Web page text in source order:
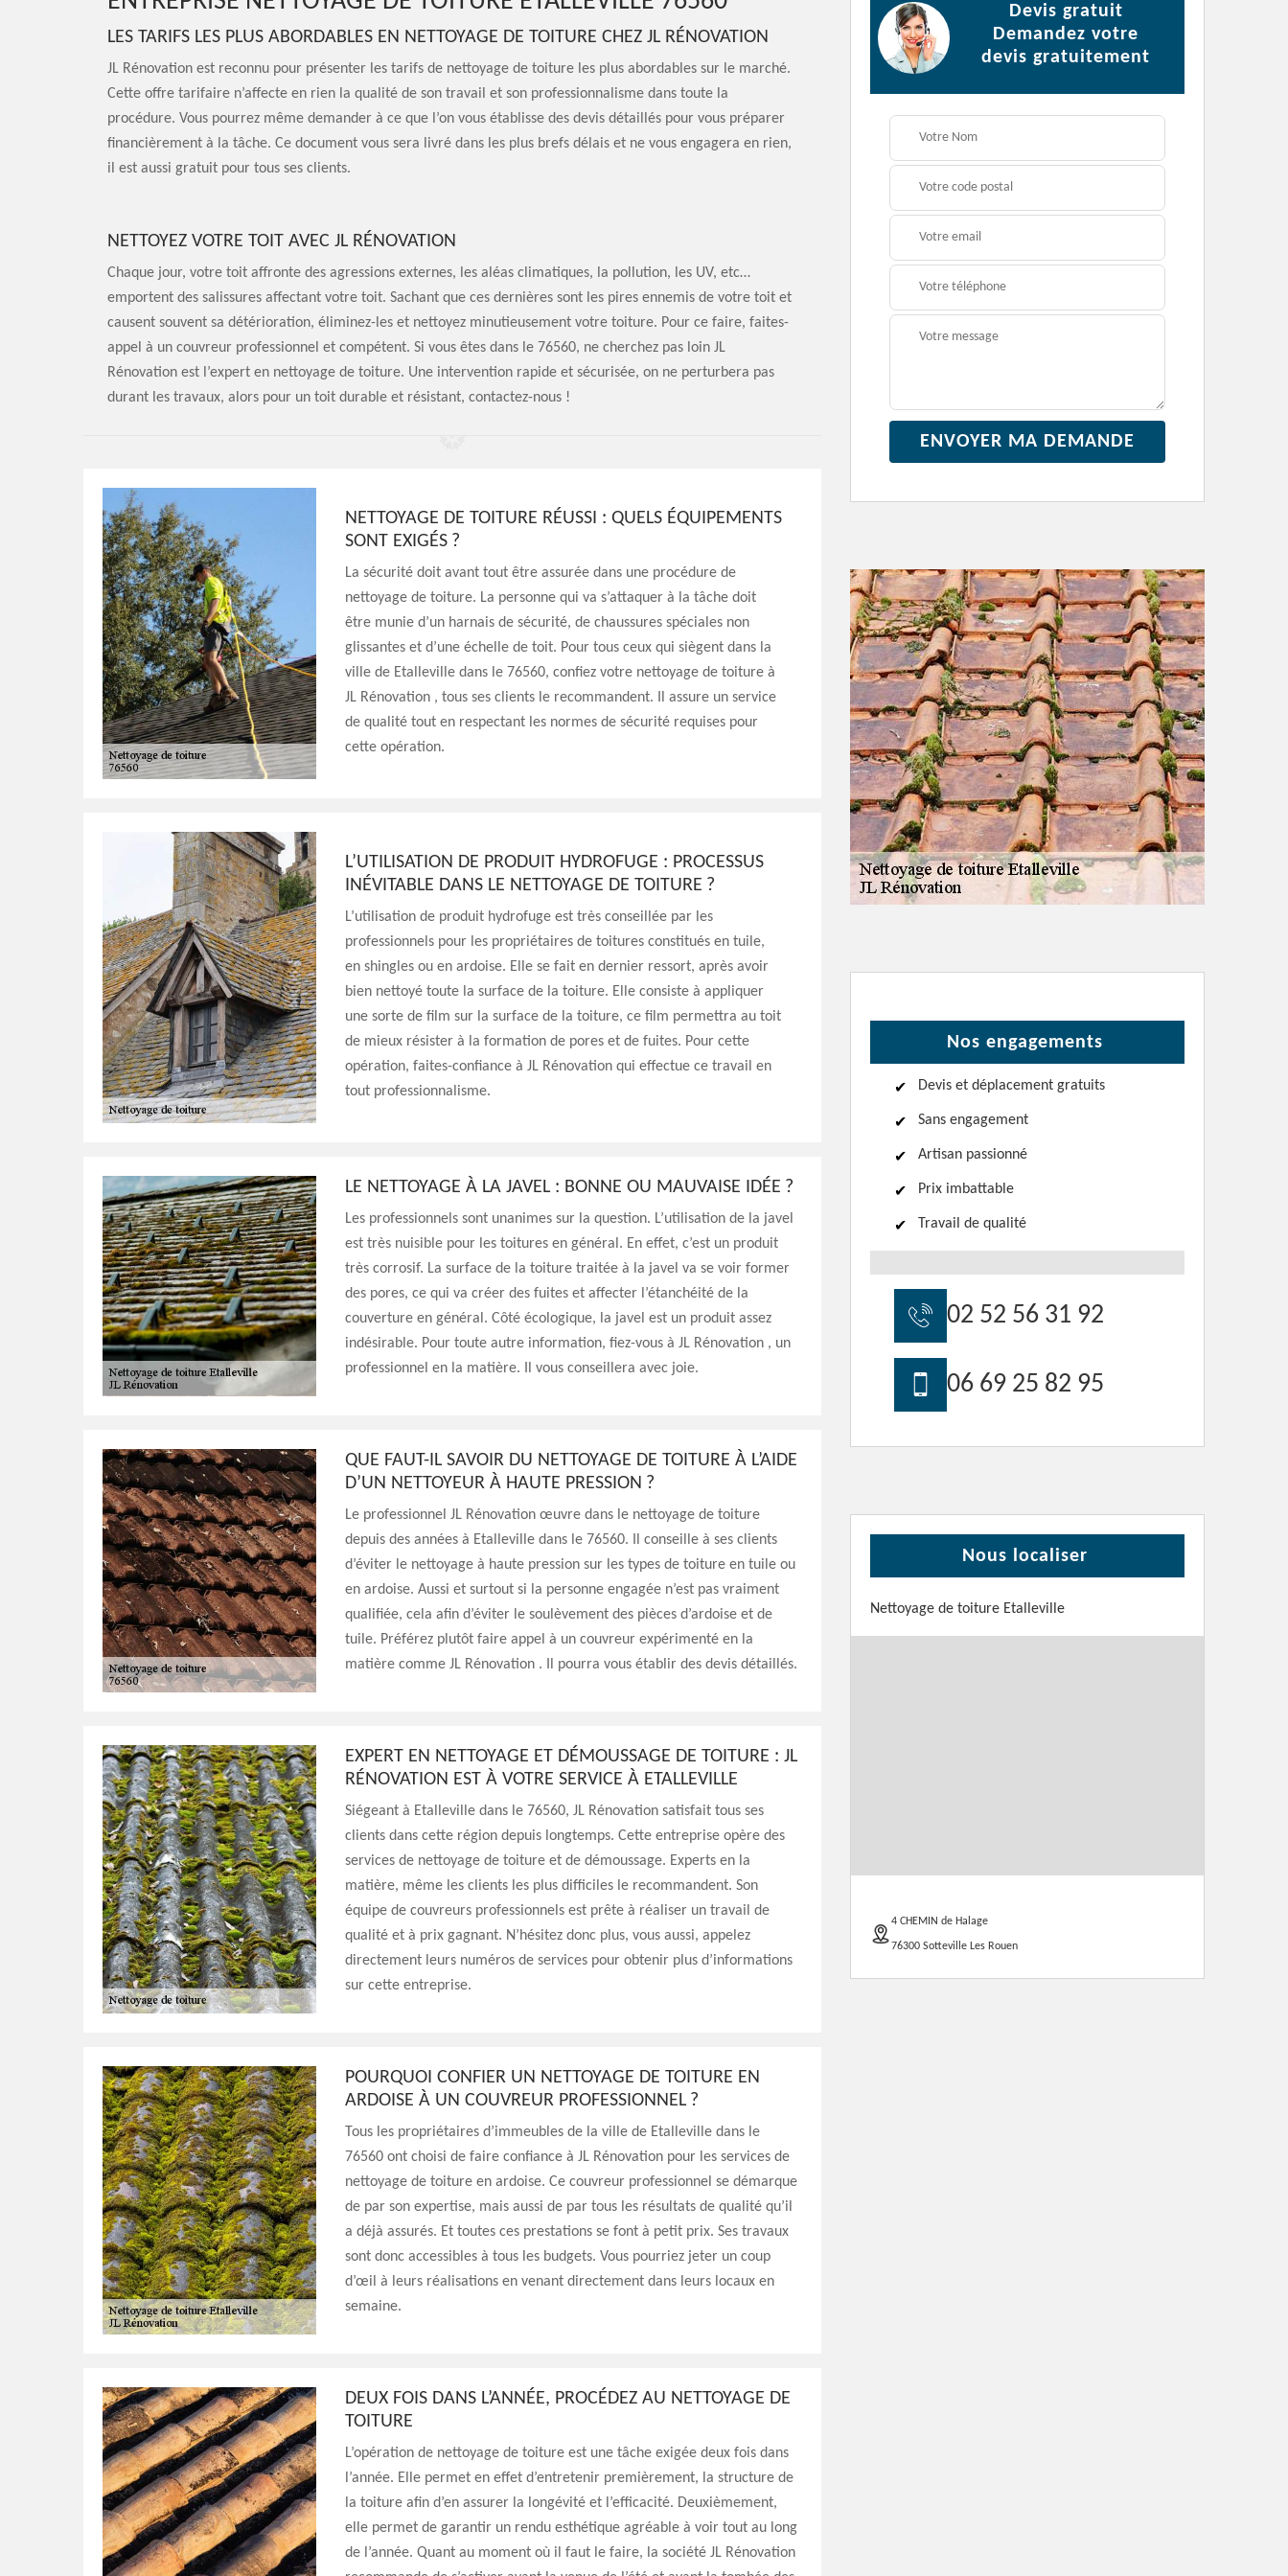
LES TARIFS LES PLUS ABORDABLES EN NETTOYAGE DE TOITURE CHEZ JL RÉNOVATION
JL Rénovation est reconnu pour présenter les tarifs de nettoyage de toiture les plus abordables sur le marché.
Cette offre tarifaire n’affecte en rien la qualité de son travail et son professionnalisme dans toute la
procédure. Vous pourrez même demander à ce que l’on vous établisse des devis détaillés pour vous préparer
financièrement à la tâche. Ce document vous sera livré dans les plus brefs délais et ne vous engagera en rien,
il est aussi gratuit pour tous ses clients.
NETTOYEZ VOTRE TOIT AVEC JL RÉNOVATION
Chaque jour, votre toit affronte des agressions externes, les aléas climatiques, la pollution, les UV, etc…
emportent des salissures affectant votre toit. Sachant que ces dernières sont les pires ennemis de votre toit et
causent souvent sa détérioration, éliminez-les et nettoyez minutieusement votre toiture. Pour ce faire, faites-
appel à un couvreur professionnel et compétent. Si vous êtes dans le 76560, ne cherchez pas loin JL
Rénovation est l’expert en nettoyage de toiture. Une intervention rapide et sécurisée, on ne perturbera pas
durant les travaux, alors pour un toit durable et résistant, contactez-nous !
NETTOYAGE DE TOITURE RÉUSSI : QUELS ÉQUIPEMENTS
SONT EXIGÉS ?
La sécurité doit avant tout être assurée dans une procédure de
nettoyage de toiture. La personne qui va s’attaquer à la tâche doit
être munie d’un harnais de sécurité, de chaussures spéciales non
glissantes et d’une échelle de toit. Pour tous ceux qui siègent dans la
ville de Etalleville dans le 76560, confiez votre nettoyage de toiture à
JL Rénovation , tous ses clients le recommandent. Il assure un service
de qualité tout en respectant les normes de sécurité requises pour
cette opération.
L’UTILISATION DE PRODUIT HYDROFUGE : PROCESSUS
INÉVITABLE DANS LE NETTOYAGE DE TOITURE ?
L’utilisation de produit hydrofuge est très conseillée par les
professionnels pour les propriétaires de toitures constitués en tuile,
en shingles ou en ardoise. Elle se fait en dernier ressort, après avoir
bien nettoyé toute la surface de la toiture. Elle consiste à appliquer
une sorte de film sur la surface de la toiture, ce film permettra au toit
de mieux résister à la formation de pores et de fuites. Pour cette
opération, faites-confiance à JL Rénovation qui effectue ce travail en
tout professionnalisme.
LE NETTOYAGE À LA JAVEL : BONNE OU MAUVAISE IDÉE ?
Les professionnels sont unanimes sur la question. L’utilisation de la javel
est très nuisible pour les toitures en général. En effet, c’est un produit
très corrosif. La surface de la toiture traitée à la javel va se voir former
des pores, ce qui va créer des fuites et affecter l’étanchéité de la
couverture en général. Côté écologique, la javel est un produit assez
indésirable. Pour toute autre information, fiez-vous à JL Rénovation , un
professionnel en la matière. Il vous conseillera avec joie.
QUE FAUT-IL SAVOIR DU NETTOYAGE DE TOITURE À L’AIDE
D’UN NETTOYEUR À HAUTE PRESSION ?
Le professionnel JL Rénovation œuvre dans le nettoyage de toiture
depuis des années à Etalleville dans le 76560. Il conseille à ses clients
d’éviter le nettoyage à haute pression sur les types de toiture en tuile ou
en ardoise. Aussi et surtout si la personne engagée n’est pas vraiment
qualifiée, cela afin d’éviter le soulèvement des pièces d’ardoise et de
tuile. Préférez plutôt faire appel à un couvreur expérimenté en la
matière comme JL Rénovation . Il pourra vous établir des devis détaillés.
EXPERT EN NETTOYAGE ET DÉMOUSSAGE DE TOITURE : JL
RÉNOVATION EST À VOTRE SERVICE À ETALLEVILLE
Siégeant à Etalleville dans le 76560, JL Rénovation satisfait tous ses
clients dans cette région depuis longtemps. Cette entreprise opère des
services de nettoyage de toiture et de démoussage. Experts en la
matière, même les clients les plus difficiles le recommandent. Son
équipe de couvreurs professionnels est prête à réaliser un travail de
qualité et à prix gagnant. N’hésitez donc plus, vous aussi, appelez
directement leurs numéros de services pour obtenir plus d’informations
sur cette entreprise.
POURQUOI CONFIER UN NETTOYAGE DE TOITURE EN
ARDOISE À UN COUVREUR PROFESSIONNEL ?
Tous les propriétaires d’immeubles de la ville de Etalleville dans le
76560 ont choisi de faire confiance à JL Rénovation pour les services de
nettoyage de toiture en ardoise. Ce couvreur professionnel se démarque
de par son expertise, mais aussi de par tous les résultats de qualité qu’il
a déjà assurés. Et toutes ces prestations se font à petit prix. Ses travaux
sont donc accessibles à tous les budgets. Vous pourriez jeter un coup
d’œil à leurs réalisations en venant directement dans leurs locaux en
semaine.
DEUX FOIS DANS L’ANNÉE, PROCÉDEZ AU NETTOYAGE DE
TOITURE
L’opération de nettoyage de toiture est une tâche exigée deux fois dans
l’année. Elle permet en effet d’entretenir premièrement, la structure de
la toiture afin d’en assurer la longévité et l’efficacité. Deuxièmement,
elle permet de garantir un rendu esthétique agréable à voir tout au long
de l’année. Quant au moment où il faut le faire, la société JL Rénovation
Devis gratuit
Demandez votre
devis gratuitement
Nos engagements
Devis et déplacement gratuits
Sans engagement
Artisan passionné
Prix imbattable
Travail de qualité
02 52 56 31 92
06 69 25 82 95
Nous localiser
Nettoyage de toiture Etalleville
4 CHEMIN de Halage
76300 Sotteville Les Rouen